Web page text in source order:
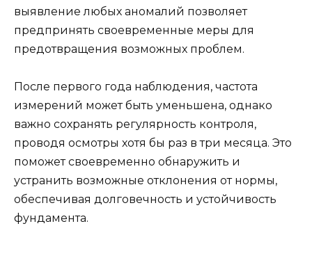
выявление любых аномалий позволяет
предпринять своевременные меры для
предотвращения возможных проблем.
После первого года наблюдения, частота
измерений может быть уменьшена, однако
важно сохранять регулярность контроля,
проводя осмотры хотя бы раз в три месяца. Это
поможет своевременно обнаружить и
устранить возможные отклонения от нормы,
обеспечивая долговечность и устойчивость
фундамента.